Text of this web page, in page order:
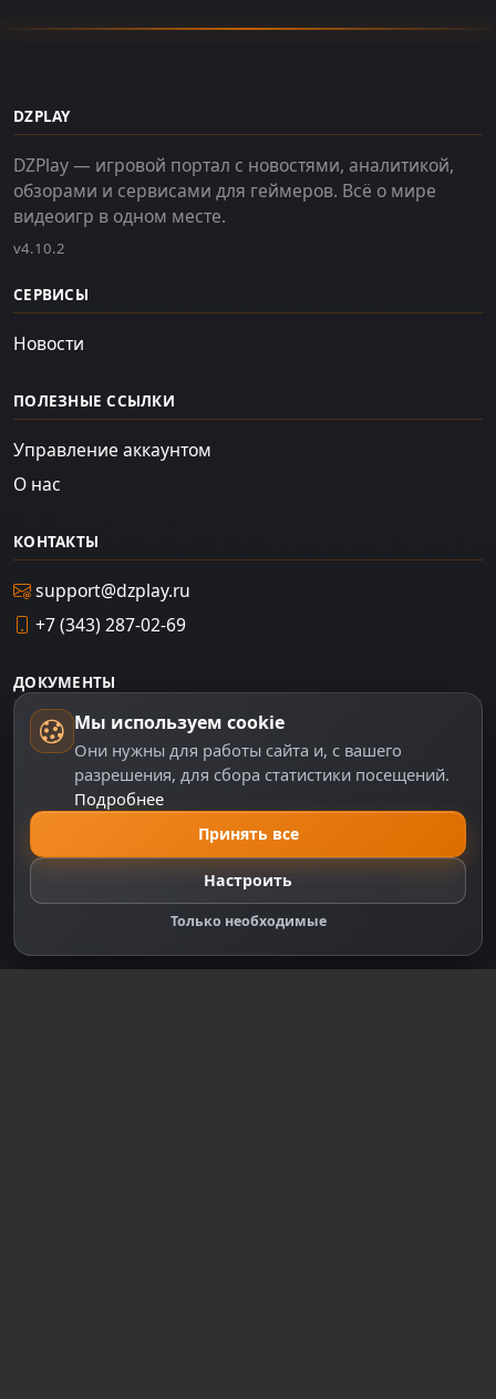
DZPLAY
DZPlay — игровой портал с новостями, аналитикой,
обзорами и сервисами для геймеров. Всё о мире
видеоигр в одном месте.
v4.10.2
СЕРВИСЫ
Новости
ПОЛЕЗНЫЕ ССЫЛКИ
Управление аккаунтом
О нас
КОНТАКТЫ
support@dzplay.ru
+7 (343) 287-02-69
ДОКУМЕНТЫ
Пользовательское соглашение
Политика персональных данных
Правила оплаты
Настройки cookie
Правообладателям
Правила сообщества
Мы используем cookie
Они нужны для работы сайта и, с вашего
разрешения, для сбора статистики посещений.
Подробнее
Принять все
Настроить
Только необходимые